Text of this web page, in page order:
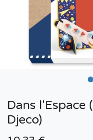
Dans l'Espace
Djeco)